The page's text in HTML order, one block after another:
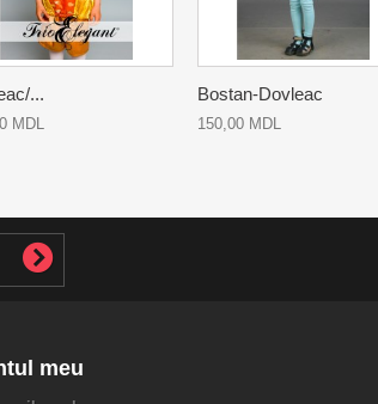
...
MDL
Bostan-Dovleac
150,00 MDL
meu